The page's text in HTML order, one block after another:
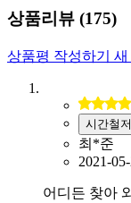
상품리뷰 (175)
상품평 작성하기 새
시간철
최*준
2021-
어디든 찾아